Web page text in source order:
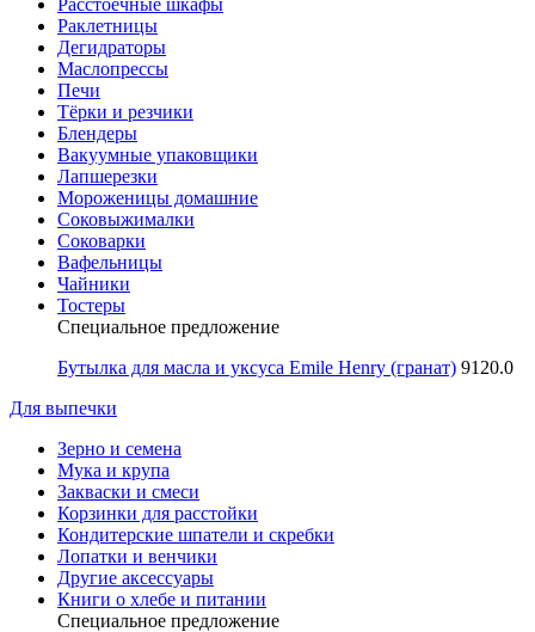
Расстоечные шкафы
Раклетницы
Дегидраторы
Маслопрессы
Печи
Тёрки и резчики
Блендеры
Вакуумные упаковщики
Лапшерезки
Мороженицы домашние
Соковыжималки
Соковарки
Вафельницы
Чайники
Тостеры
Специальное предложение
Бутылка для масла и уксуса Emile Henry (гранат) 9120.0
Для выпечки
Зерно и семена
Мука и крупа
Закваски и смеси
Корзинки для расстойки
Кондитерские шпатели и скребки
Лопатки и венчики
Другие аксессуары
Книги о хлебе и питании
Специальное предложение